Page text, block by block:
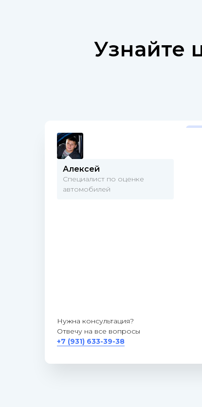
Узнайте
Алексей
Специалист по оценке
автомобилей
Нужна консультация?
Отвечу на все вопросы
+7 (931) 633-39-38